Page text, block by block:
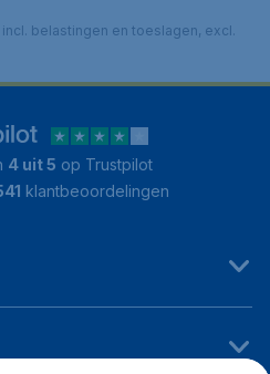
belastingen en toeslagen, excl.
4 uit 5 op Trustpilot
klantbeoordelingen